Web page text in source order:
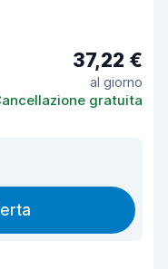
37,22 €
al giorno
gratuita